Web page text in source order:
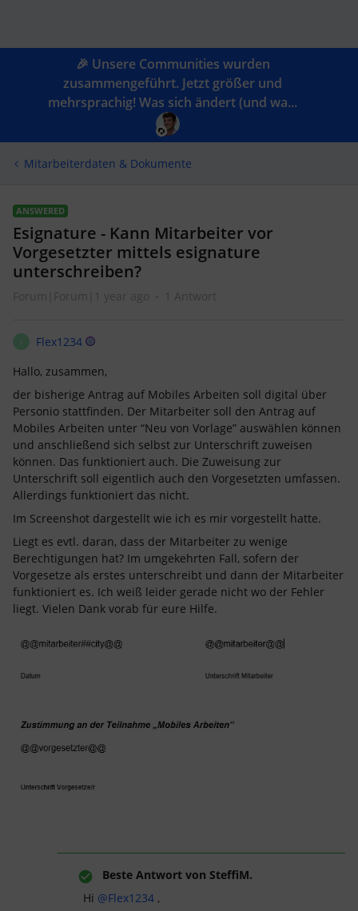
🎉 Unsere Communities wurden
zusammengeführt. Jetzt größer und
mehrsprachig! Was sich ändert (und wa...
Mitarbeiterdaten & Dokumente
ANSWERED
Esignature - Kann Mitarbeiter vor
Vorgesetzter mittels esignature
unterschreiben?
Forum|Forum|1 year ago 1 Antwort
Flex1234
Hallo, zusammen,
der bisherige Antrag auf Mobiles Arbeiten soll digital über
Personio stattfinden. Der Mitarbeiter soll den Antrag auf
Mobiles Arbeiten unter “Neu von Vorlage” auswählen können
und anschließend sich selbst zur Unterschrift zuweisen
können. Das funktioniert auch. Die Zuweisung zur
Unterschrift soll eigentlich auch den Vorgesetzten umfassen.
Allerdings funktioniert das nicht.
Im Screenshot dargestellt wie ich es mir vorgestellt hatte.
Liegt es evtl. daran, dass der Mitarbeiter zu wenige
Berechtigungen hat? Im umgekehrten Fall, sofern der
Vorgesetze als erstes unterschreibt und dann der Mitarbeiter
funktioniert es. Ich weiß leider gerade nicht wo der Fehler
liegt. Vielen Dank vorab für eure Hilfe.
Beste Antwort von SteffiM.
Hi ​ @Flex1234 ,